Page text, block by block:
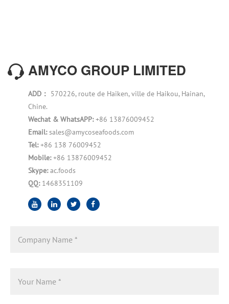
AMYCO GROUP LIMITED
ADD： 570226, route de Haiken, ville de Haikou, Hainan,
Chine.
Wechat & WhatsAPP:+86 13876009452
Email:sales@amycoseafoods.com
Tel:+86 138 76009452
Mobile:+86 13876009452
Skype:ac.foods
QQ: 1468351109